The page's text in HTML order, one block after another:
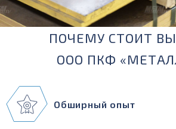
ПОЧЕМУ СТОИТ
ООО ПКФ
Обширный опыт